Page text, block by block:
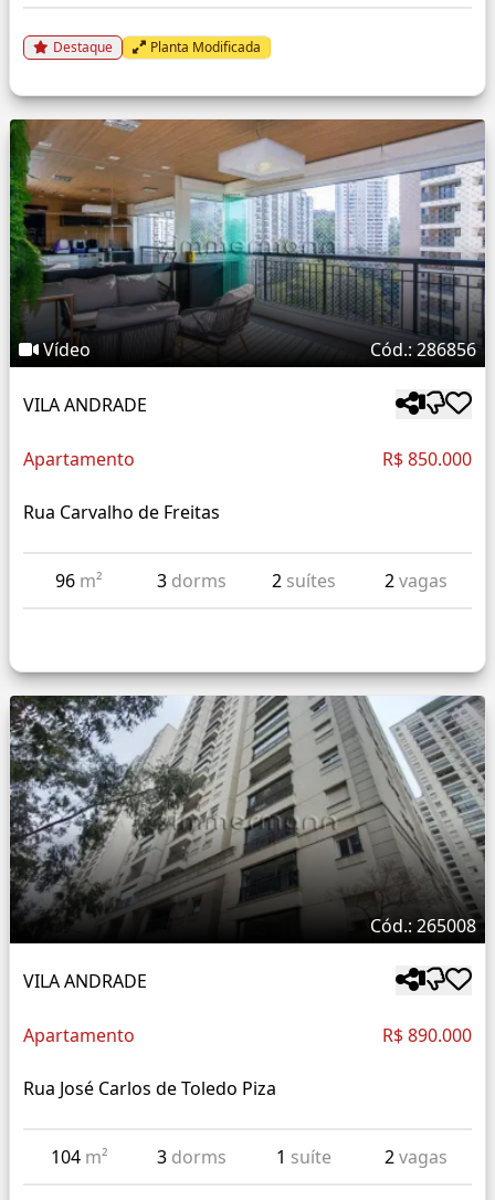
Destaque Planta Modificada
Vídeo Cód.: 286856
VILA ANDRADE
Apartamento R$ 850.000
Rua Carvalho de Freitas
96 m² 3 dorms 2 suítes 2vagas
Cód.: 265008
VILA ANDRADE
Apartamento R$ 890.000
Rua José Carlos de Toledo Piza
104 m² 3 dorms 1 suíte 2vagas